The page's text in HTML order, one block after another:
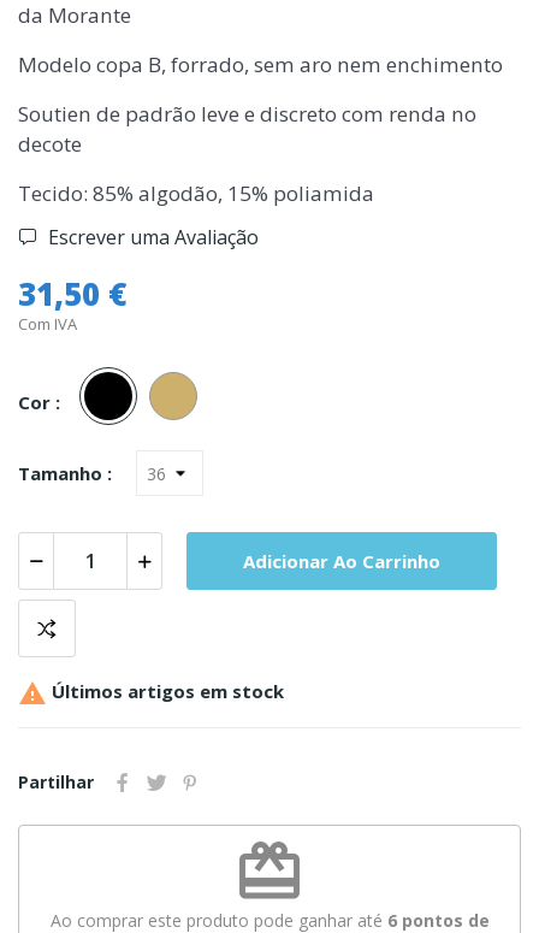
da Morante
Modelo copa B, forrado, sem aro nem enchimento
Soutien de padrão leve e discreto com renda no
decote
Tecido: 85% algodão, 15% poliamida
Escrever uma Avaliação
31,50 €
Com IVA
Cor :
Preto
Tamanho :
Adicionar Ao Carrinho
 Últimos artigos em stock
Partilhar
redeem
Ao comprar este produto pode ganhar até 6pontos de